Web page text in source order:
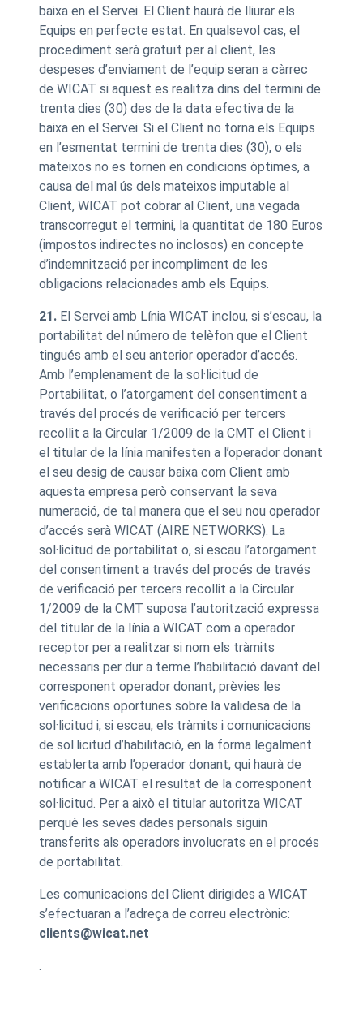
baixa en el Servei. El Client haurà de lliurar els
Equips en perfecte estat. En qualsevol cas, el
procediment serà gratuït per al client, les
despeses d’enviament de l’equip seran a càrrec
de WICAT si aquest es realitza dins del termini de
trenta dies (30) des de la data efectiva de la
baixa en el Servei. Si el Client no torna els Equips
en l’esmentat termini de trenta dies (30), o els
mateixos no es tornen en condicions òptimes, a
causa del mal ús dels mateixos imputable al
Client, WICAT pot cobrar al Client, una vegada
transcorregut el termini, la quantitat de 180 Euros
(impostos indirectes no inclosos) en concepte
d’indemnització per incompliment de les
obligacions relacionades amb els Equips.
21. El Servei amb Línia WICAT inclou, si s’escau, la
portabilitat del número de telèfon que el Client
tingués amb el seu anterior operador d’accés.
Amb l’emplenament de la sol·licitud de
Portabilitat, o l’atorgament del consentiment a
través del procés de verificació per tercers
recollit a la Circular 1/2009 de la CMT el Client i
el titular de la línia manifesten a l’operador donant
el seu desig de causar baixa com Client amb
aquesta empresa però conservant la seva
numeració, de tal manera que el seu nou operador
d’accés serà WICAT (AIRE NETWORKS). La
sol·licitud de portabilitat o, si escau l’atorgament
del consentiment a través del procés de través
de verificació per tercers recollit a la Circular
1/2009 de la CMT suposa l’autorització expressa
del titular de la línia a WICAT com a operador
receptor per a realitzar si nom els tràmits
necessaris per dur a terme l’habilitació davant del
corresponent operador donant, prèvies les
verificacions oportunes sobre la validesa de la
sol·licitud i, si escau, els tràmits i comunicacions
de sol·licitud d’habilitació, en la forma legalment
establerta amb l’operador donant, qui haurà de
notificar a WICAT el resultat de la corresponent
sol·licitud. Per a això el titular autoritza WICAT
perquè les seves dades personals siguin
transferits als operadors involucrats en el procés
de portabilitat.
Les comunicacions del Client dirigides a WICAT
s’efectuaran a l’adreça de correu electrònic:
clients@wicat.net
.